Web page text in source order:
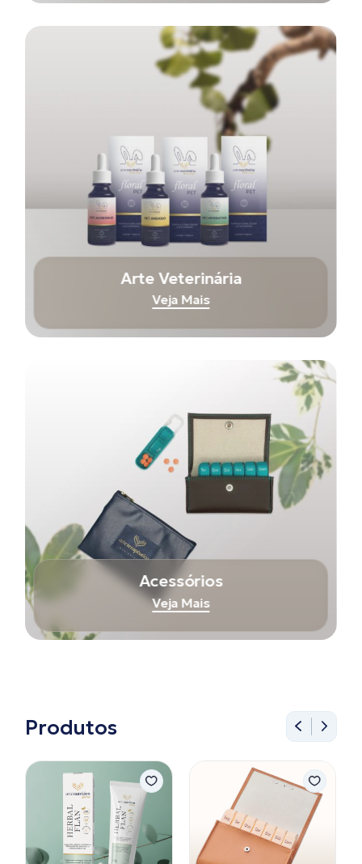
Arte Veterinária
Veja Mais
Acessórios
Veja Mais
Produtos